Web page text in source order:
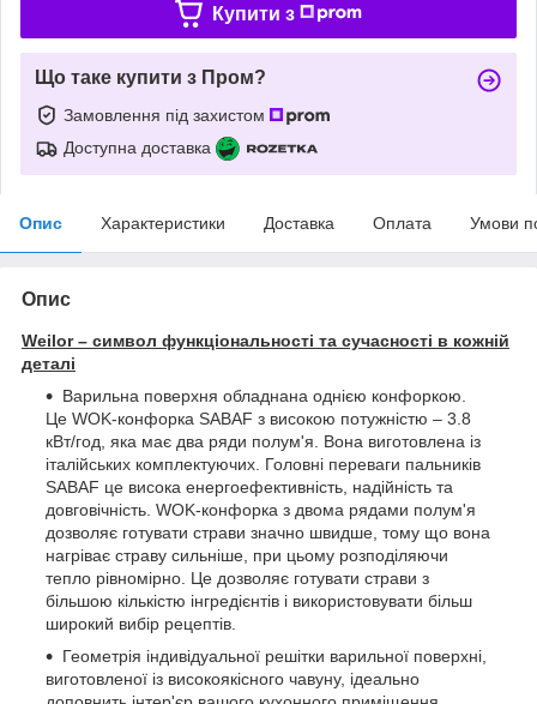
Купити з
Що таке купити з Пром?
Замовлення під захистом
Доступна доставка
Опис Характеристики Доставка Оплата Умови
Опис
Weilor – символ функціональності та сучасності в кожній
деталі
Варильна поверхня обладнана однією конфоркою.
Це WOK-конфорка SABAF з високою потужністю – 3.8
кВт/год, яка має два ряди полум'я. Вона виготовлена із
італійських комплектуючих. Головні переваги пальників
SABAF це висока енергоефективність, надійність та
довговічність. WOK-конфорка з двома рядами полум'я
дозволяє готувати страви значно швидше, тому що вона
нагріває страву сильніше, при цьому розподіляючи
тепло рівномірно. Це дозволяє готувати страви з
більшою кількістю інгредієнтів і використовувати більш
широкий вибір рецептів.
Геометрія індивідуальної решітки варильної поверхні,
виготовленої із високоякісного чавуну, ідеально